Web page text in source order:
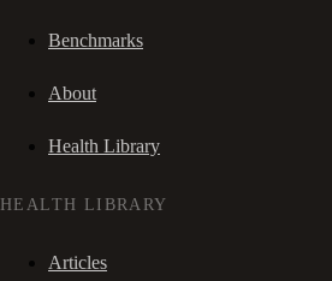
Benchmarks
About
Health Library
HEALTH LIBRARY
Articles